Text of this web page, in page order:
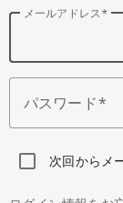
メールアドレス
パスワード
次回からメ